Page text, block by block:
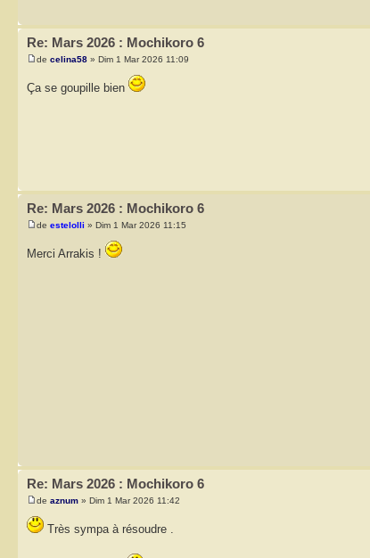
Re: Mars 2026 : Mochikoro 6
de celina58 » Dim 1 Mar 2026 11:09
Ça se goupille bien
Re: Mars 2026 : Mochikoro 6
de estelolli » Dim 1 Mar 2026 11:15
Merci Arrakis !
Re: Mars 2026 : Mochikoro 6
de aznum » Dim 1 Mar 2026 11:42
Très sympa à résoudre .